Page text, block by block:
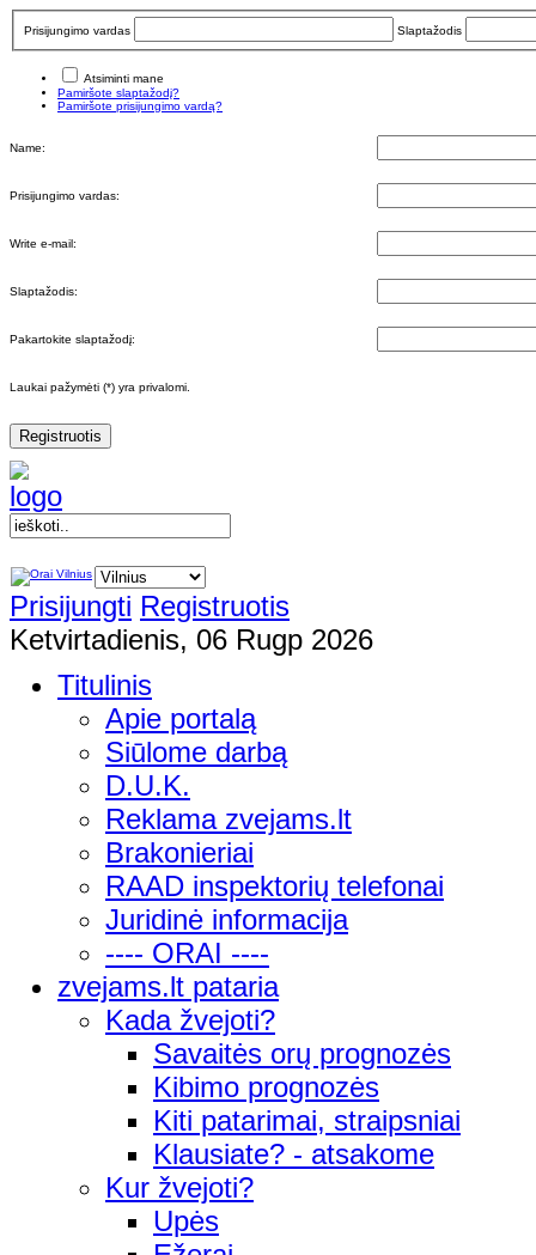
Prisijungimo vardas Slaptažodis
Atsiminti mane
Pamiršote slaptažodį?
Pamiršote prisijungimo vardą?
Name:
Prisijungimo vardas:
Write e-mail:
Slaptažodis:
Pakartokite slaptažodį:
Laukai pažymėti (*) yra privalomi.
Registruotis
Prisijungti Registruotis
Ketvirtadienis, 06 Rugp 2026
Titulinis
Apie portalą
Siūlome darbą
D.U.K.
Reklama zvejams.lt
Brakonieriai
RAAD inspektorių telefonai
Juridinė informacija
---- ORAI ----
zvejams.lt pataria
Kada žvejoti?
Savaitės orų prognozės
Kibimo prognozės
Kiti patarimai, straipsniai
Klausiate? - atsakome
Kur žvejoti?
Upės